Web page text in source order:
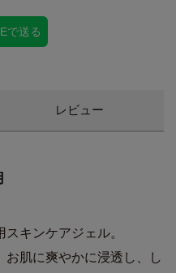
で送る
レビュー
キンケアジェル。
肌に爽やかに浸透し、し